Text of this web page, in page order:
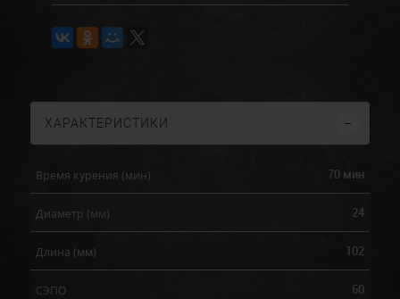
ХАРАКТЕРИСТИКИ
Время курения (мин) 70 мин
Диаметр (мм) 24
Длина (мм) 102
СЭПО 60